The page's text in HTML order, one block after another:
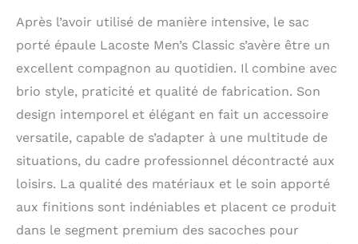
Après l’avoir utilisé de manière intensive, le sac
porté épaule Lacoste Men’s Classic s’avère être un
excellent compagnon au quotidien. Il combine avec
brio style, praticité et qualité de fabrication. Son
design intemporel et élégant en fait un accessoire
versatile, capable de s’adapter à une multitude de
situations, du cadre professionnel décontracté aux
loisirs. La qualité des matériaux et le soin apporté
aux finitions sont indéniables et placent ce produit
dans le segment premium des sacoches pour